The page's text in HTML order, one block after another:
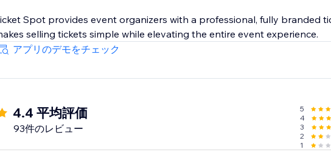
Spot provides event organizers with a professional, fully branded
selling tickets simple while elevating the entire event experience.
アプリのデモをチェック
4.4 平均評価
93件のレビュー
5
4
3
2
1